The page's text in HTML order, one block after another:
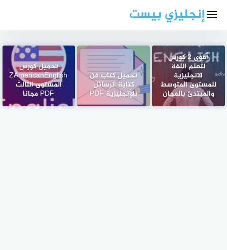
إنجليزي بيست
أقوى 2 كورس
لتعلم اللغة
الانجليزية
للمستوى المتوسط
والمبتدئ بالمجان
تحميل كتاب فن
كتابة الرسائل
بالإنجليزية PDF
تحميل كورس
ZAmericanEnglish
المستوى الثالث
PDF مجانا